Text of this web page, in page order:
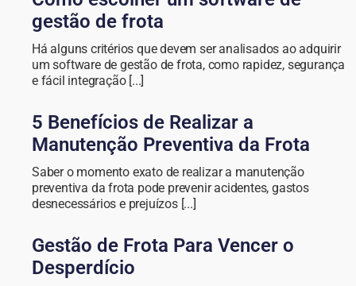
gestão de frota
Há alguns critérios que devem ser analisados ao adquirir
um software de gestão de frota, como rapidez, segurança
e fácil integração [...]
5 Benefícios de Realizar a
Manutenção Preventiva da Frota
Saber o momento exato de realizar a manutenção
preventiva da frota pode prevenir acidentes, gastos
desnecessários e prejuízos [...]
Gestão de Frota Para Vencer o
Desperdício